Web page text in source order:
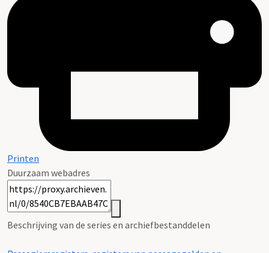
Printen
Duurzaam webadres
Beschrijving van de series en archiefbestanddelen